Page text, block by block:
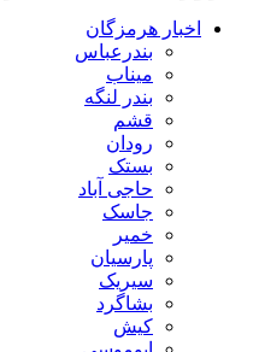
اخبار هرمزگان
بندرعباس
میناب
بندر لنگه
قشم
رودان
بستک
حاجی آباد
جاسک
خمیر
پارسیان
سیریک
بشاگرد
کیش